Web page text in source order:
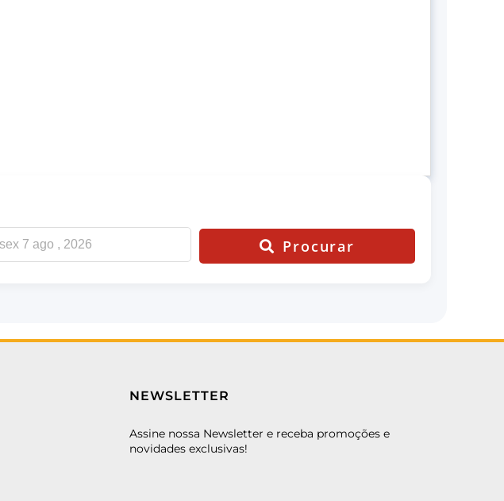
Procurar
NEWSLETTER
Assine nossa Newsletter e receba promoções e
novidades exclusivas!